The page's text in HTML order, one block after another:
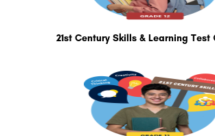
21st Century Skills & Learning Test